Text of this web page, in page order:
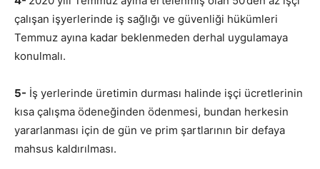
çalışan işyerlerinde iş sağlığı ve güvenliği hükümleri
Temmuz ayına kadar beklenmeden derhal uygulamaya
konulmalı.
5- İş yerlerinde üretimin durması halinde işçi ücretlerinin
kısa çalışma ödeneğinden ödenmesi, bundan herkesin
yararlanması için de gün ve prim şartlarının bir defaya
mahsus kaldırılması.